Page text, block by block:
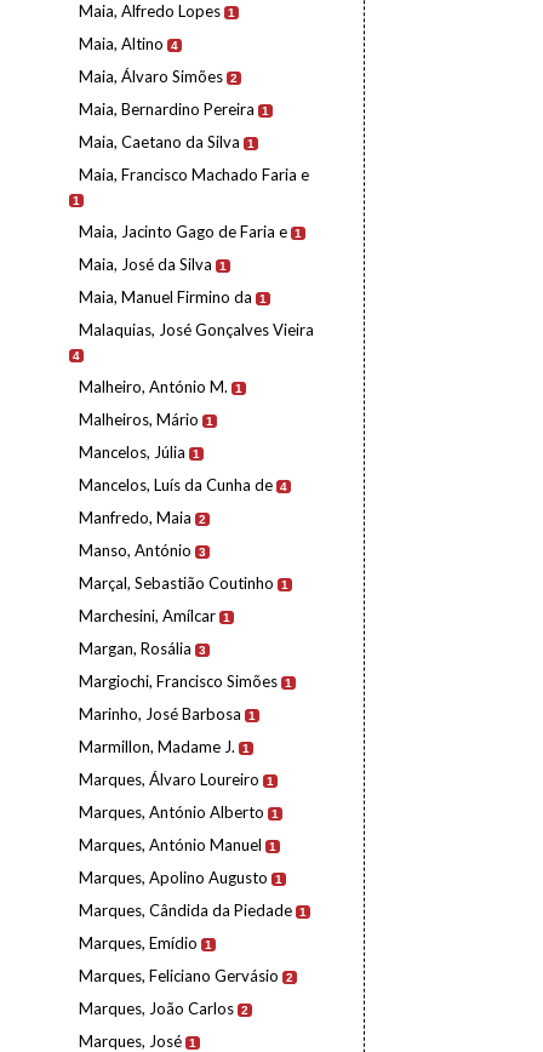
Maia, Alfredo Lopes 1
Maia, Altino 4
Maia, Álvaro Simões 2
Maia, Bernardino Pereira 1
Maia, Caetano da Silva 1
Maia, Francisco Machado Faria e
1
Maia, Jacinto Gago de Faria e 1
Maia, José da Silva 1
Maia, Manuel Firmino da 1
Malaquias, José Gonçalves Vieira
4
Malheiro, António M. 1
Malheiros, Mário 1
Mancelos, Júlia 1
Mancelos, Luís da Cunha de 4
Manfredo, Maia 2
Manso, António 3
Marçal, Sebastião Coutinho 1
Marchesini, Amílcar 1
Margan, Rosália 3
Margiochi, Francisco Simões 1
Marinho, José Barbosa 1
Marmillon, Madame J. 1
Marques, Álvaro Loureiro 1
Marques, António Alberto 1
Marques, António Manuel 1
Marques, Apolino Augusto 1
Marques, Cândida da Piedade 1
Marques, Emídio 1
Marques, Feliciano Gervásio 2
Marques, João Carlos 2
Marques, José 1